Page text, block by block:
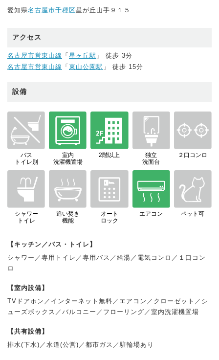
愛知県名古屋市千種区星が丘山手９１５
アクセス
名古屋市営東山線 「 星ヶ丘駅 」 徒歩 3分
名古屋市営東山線 「 東山公園駅 」 徒歩 15分
設備
バス
トイレ別
室内
洗濯機置場
2階以上
独立
洗面台
２口コンロ
シャワー
トイレ
追い焚き
機能
オート
ロック
エアコン ペット可
【キッチン／バス・トイレ】
シャワー／専用トイレ／専用バス／給湯／電気コンロ／１口コン
ロ
【室内設備】
TVドアホン／インターネット無料／エアコン／クローゼット／シ
ューズボックス／バルコニー／フローリング／室内洗濯機置場
【共有設備】
排水(下水)／水道(公営)／都市ガス／駐輪場あり